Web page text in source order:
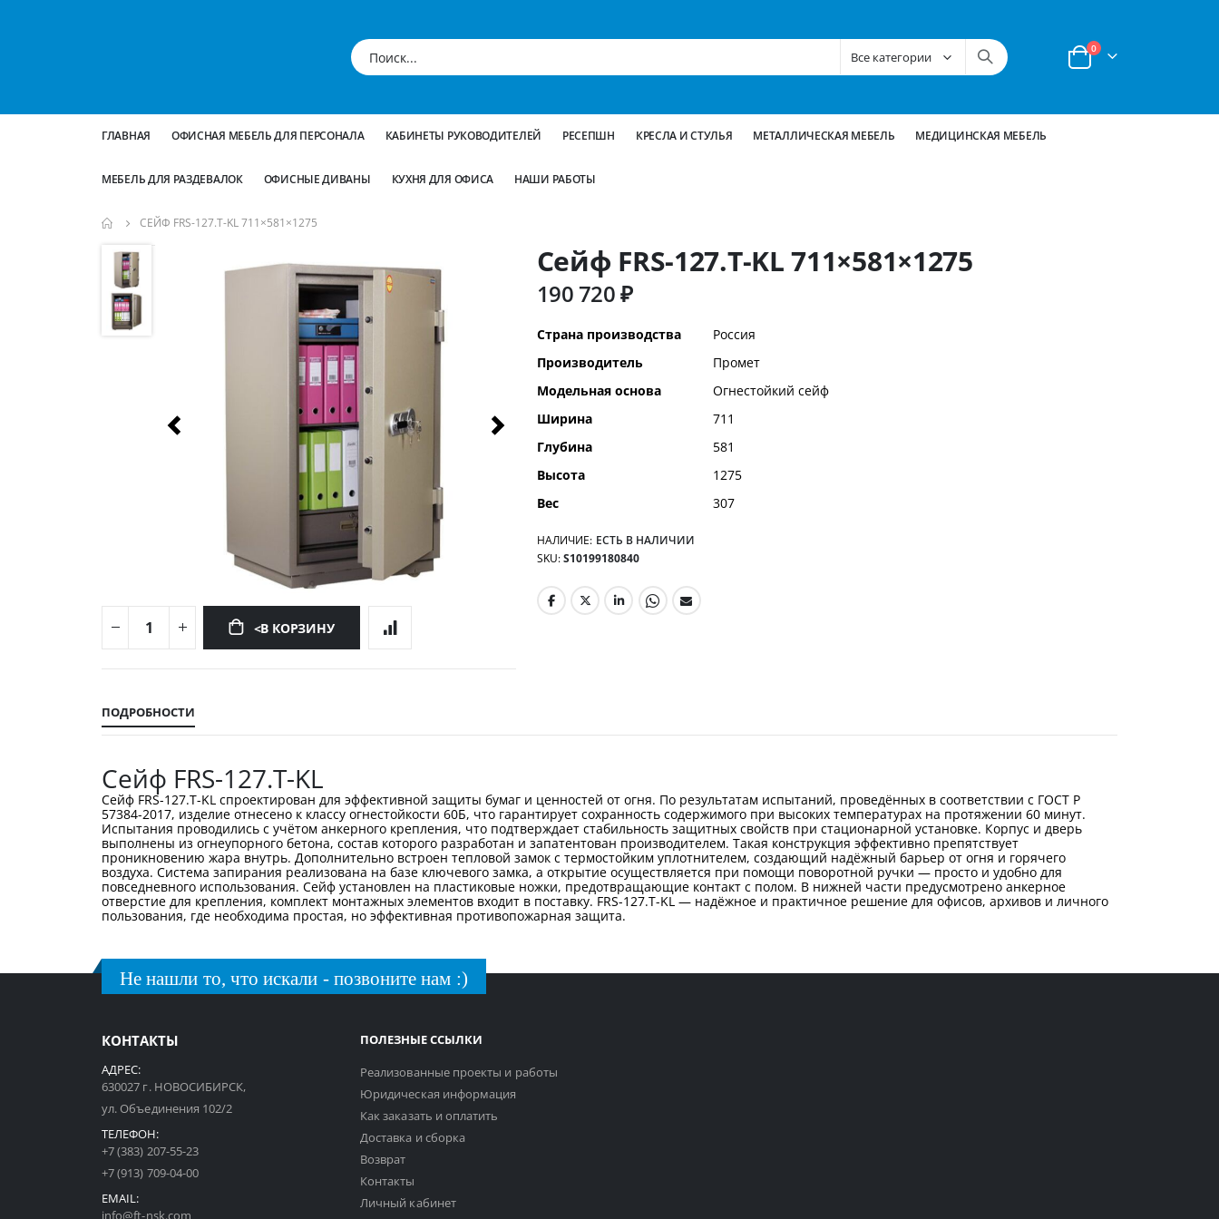
Корзина
0позиции
ГЛАВНАЯ ОФИСНАЯ МЕБЕЛЬ ДЛЯ ПЕРСОНАЛА КАБИНЕТЫ РУКОВОДИТЕЛЕЙ РЕСЕПШН КРЕСЛА И СТУЛЬЯ МЕТАЛЛИЧЕСКАЯ МЕБЕЛЬ МЕДИЦИНСКАЯ МЕБЕЛЬ
МЕБЕЛЬ ДЛЯ РАЗДЕВАЛОК ОФИСНЫЕ ДИВАНЫ КУХНЯ ДЛЯ ОФИСА НАШИ РАБОТЫ
СЕЙФ FRS-127.T-KL 711×581×1275
Пропустить
перейти
галереям
изображений
<В КОРЗИНУ
Перейти
началу
галереи
изображений
Сейф FRS-127.T-KL 711×581×1275
190 720 ₽
Дополнительная
информация
Страна производства
Россия
Производитель
Промет
Модельная основа
Огнестойкий сейф
Ширина
711
Глубина
581
Высота
1275
Вес
307
НАЛИЧИЕ: ЕСТЬ В НАЛИЧИИ
SKU S10199180840
ПОДРОБНОСТИ
Сейф FRS-127.T-KL
Сейф FRS-127.T-KL спроектирован для эффективной защиты бумаг и ценностей от огня. По результатам испытаний, проведённых в соответствии с ГОСТ Р
57384-2017, изделие отнесено к классу огнестойкости 60Б, что гарантирует сохранность содержимого при высоких температурах на протяжении 60 минут.
Испытания проводились с учётом анкерного крепления, что подтверждает стабильность защитных свойств при стационарной установке. Корпус и дверь
выполнены из огнеупорного бетона, состав которого разработан и запатентован производителем. Такая конструкция эффективно препятствует
проникновению жара внутрь. Дополнительно встроен тепловой замок с термостойким уплотнителем, создающий надёжный барьер от огня и горячего
воздуха. Система запирания реализована на базе ключевого замка, а открытие осуществляется при помощи поворотной ручки — просто и удобно для
повседневного использования. Сейф установлен на пластиковые ножки, предотвращающие контакт с полом. В нижней части предусмотрено анкерное
отверстие для крепления, комплект монтажных элементов входит в поставку. FRS-127.T-KL — надёжное и практичное решение для офисов, архивов и личного
пользования, где необходима простая, но эффективная противопожарная защита.
Не нашли то, что искали - позвоните нам :)
КОНТАКТЫ
АДРЕС:
630027 г. НОВОСИБИРСК,
ул. Объединения 102/2
ТЕЛЕФОН:
+7 (383) 207-55-23
+7 (913) 709-04-00
EMAIL:
ПОЛЕЗНЫЕ ССЫЛКИ
Реализованные проекты и работы
Юридическая информация
Как заказать и оплатить
Доставка и сборка
Возврат
Контакты
Личный кабинет